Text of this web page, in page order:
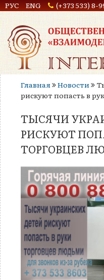
РУС ENG (+373 533) 8-
Главная Новости
рискуют попасть в
ТЫСЯЧИ
РИСКУЮТ
ТОРГОВЦЕВ